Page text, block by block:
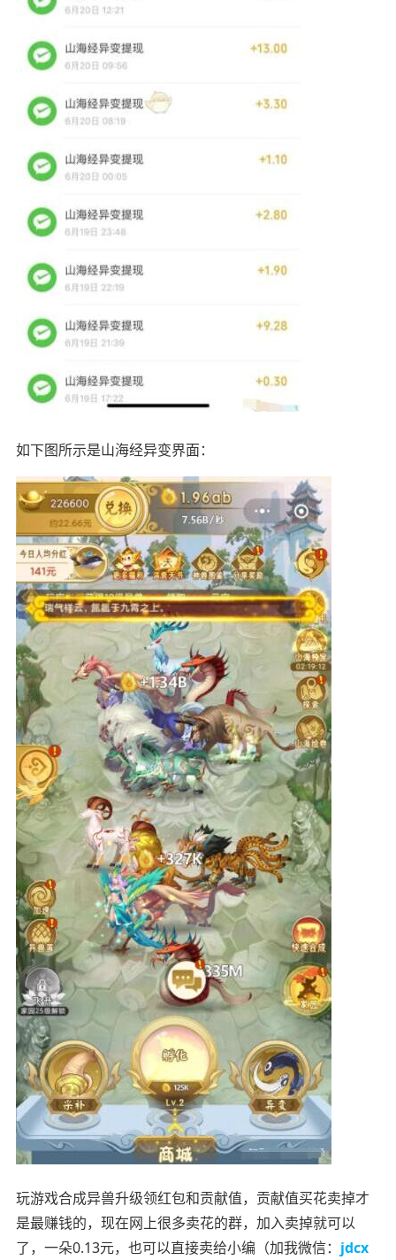
如下图所示是山海经异变界面：
玩游戏合成异兽升级领红包和贡献值，贡献值买花卖掉才
是最赚钱的，现在网上很多卖花的群，加入卖掉就可以
了，一朵0.13元，也可以直接卖给小编（加我微信： jdcx